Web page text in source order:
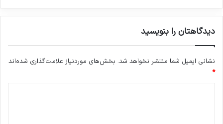
دیدگاهتان را بنویسید
نشانی ایمیل شما منتشر نخواهد شد. بخش‌های موردنیاز علامت‌گذاری شده‌اند
*